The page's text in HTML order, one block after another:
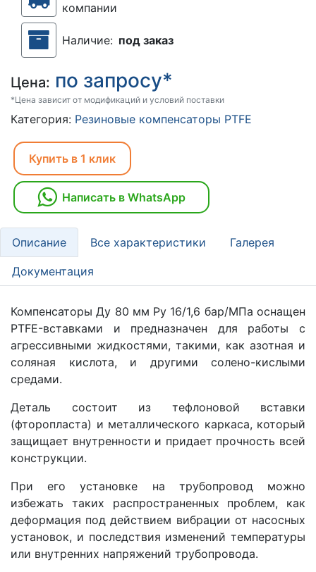
компании
Наличие: под заказ
Цена: по запросу*
*Цена зависит от модификаций и условий поставки
Категория: Резиновые компенсаторы PTFE
Купить в 1 клик
Написать в WhatsApp
Описание Все характеристики Галерея
Документация
Компенсаторы Ду 80 мм Ру 16/1,6 бар/МПа оснащен
PTFE-вставками и предназначен для работы с
агрессивными жидкостями, такими, как азотная и
соляная кислота, и другими солено-кислыми
средами.
Деталь состоит из тефлоновой вставки
(фторопласта) и металлического каркаса, который
защищает внутренности и придает прочность всей
конструкции.
При его установке на трубопровод можно
избежать таких распространенных проблем, как
деформация под действием вибрации от насосных
установок, и последствия изменений температуры
или внутренних напряжений трубопровода.